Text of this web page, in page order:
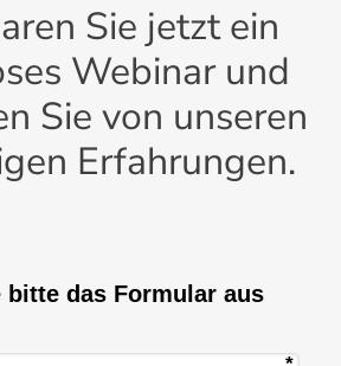
Sie jetzt ein
Webinar und
Sie von unseren
Erfahrungen.